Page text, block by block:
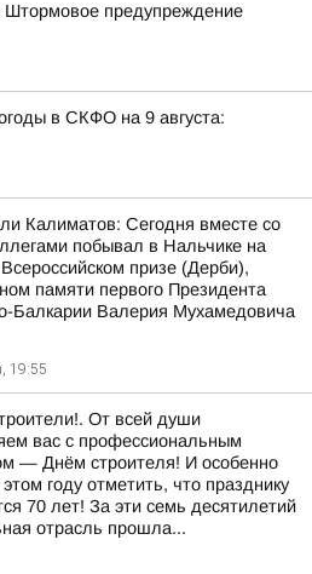
Штормовое предупреждение
в СКФО на 9 августа:
Калиматов: Сегодня вместе со
побывал в Нальчике на
призе (Дерби),
памяти первого Президента
Балкарии Валерия Мухамедовича
19:55
От всей души
вас с профессиональным
— Днём строителя! И особенно
году отметить, что празднику
70 лет! За эти семь десятилетий
отрасль прошла...